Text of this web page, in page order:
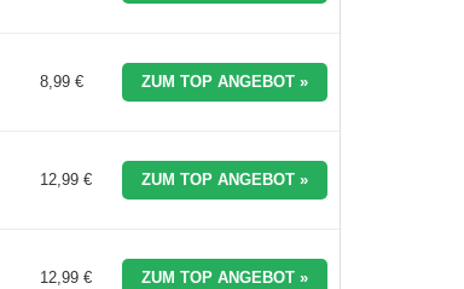
8,99 € ZUM TOP ANGEBOT »
12,99 € ZUM TOP ANGEBOT »
12,99 € ZUM TOP ANGEBOT »